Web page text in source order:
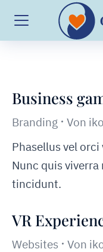
Business
Branding Von
Phasellus vel
Nunc quis
tincidunt.
VR
Websites Von